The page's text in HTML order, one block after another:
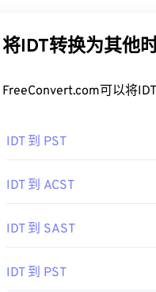
将IDT转换为其他
FreeConvert.com可以将
IDT 到 PST
IDT 到 ACST
IDT 到 SAST
IDT 到 PST